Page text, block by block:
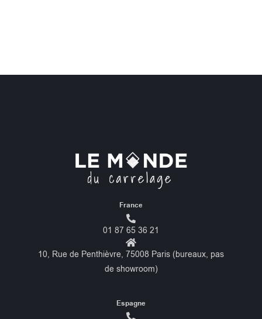
France
01 87 65 36 21
10, Rue de Penthièvre, 75008 Paris (bureaux, pas
de showroom)
Espagne